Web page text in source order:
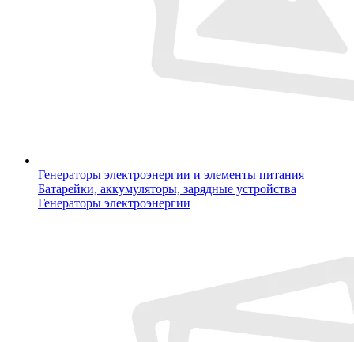
Генераторы электроэнергии и элементы питания
Батарейки, аккумуляторы, зарядные устройства
Генераторы электроэнергии